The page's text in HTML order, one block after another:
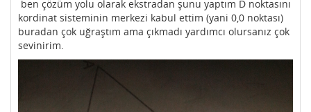
ben çözüm yolu olarak ekstradan şunu yaptım D noktasını
kordinat sisteminin merkezi kabul ettim (yani 0,0 noktası)
buradan çok uğraştım ama çıkmadı yardımcı olursanız çok
sevinirim.